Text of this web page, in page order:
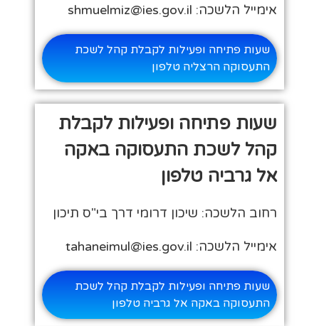
אימייל הלשכה: shmuelmiz@ies.gov.il
שעות פתיחה ופעילות לקבלת קהל לשכת
התעסוקה הרצליה טלפון
שעות פתיחה ופעילות לקבלת
קהל לשכת התעסוקה באקה
אל גרביה טלפון
רחוב הלשכה: שיכון דרומי דרך בי"ס תיכון
אימייל הלשכה: tahaneimul@ies.gov.il
שעות פתיחה ופעילות לקבלת קהל לשכת
התעסוקה באקה אל גרביה טלפון